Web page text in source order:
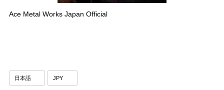
Ace Metal Works Japan Official